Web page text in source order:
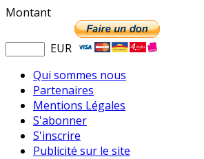
Montant
EUR
Qui sommes nous
Partenaires
Mentions Légales
S'abonner
S'inscrire
Publicité sur le site